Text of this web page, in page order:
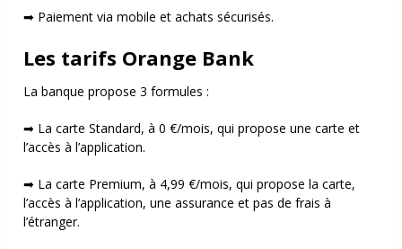
➡ Paiement via mobile et achats sécurisés.
Les tarifs Orange Bank
La banque propose 3 formules :
➡ La carte Standard, à 0 €/mois, qui propose une carte et
l’accès à l’application.
➡ La carte Premium, à 4,99 €/mois, qui propose la carte,
l’accès à l’application, une assurance et pas de frais à
l’étranger.